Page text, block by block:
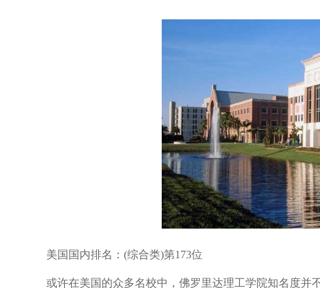
美国国内排名：(综合类)第173位
或许在美国的众多名校中，佛罗里达理工学院知名度并